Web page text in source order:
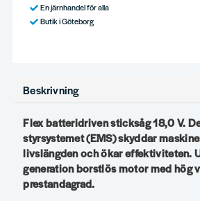
En järnhandel för alla
Butik i Göteborg
Beskrivning
Flex batteridriven sticksåg 18,0 V.
styrsystemet (EMS) skyddar
livslängden och ökar effektiviteten.
generation borstlös motor med hög
prestandagrad.